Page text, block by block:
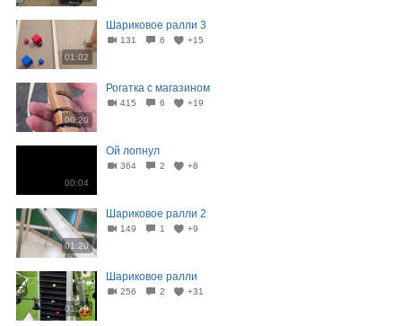
01:02
Шариковое ралли 3
131 6 +15
00:20
Рогатка с магазином
415 6 +19
00:04
Ой лопнул
364 2 +8
01:20
Шариковое ралли 2
149 1 +9
01:19
Шариковое ралли
256 2 +31